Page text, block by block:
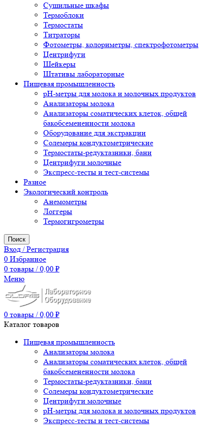
Сушильные шкафы
Термоблоки
Термостаты
Титраторы
Фотометры, колориметры, спектрофотометры
Центрифуги
Шейкеры
Штативы лабораторные
Пищевая промышленность
pH-метры для молока и молочных продуктов
Анализаторы молока
Анализаторы соматических клеток, общей
бакобсемененности молока
Оборудование для экстракции
Солемеры кондуктометрические
Термостаты-редуктазники, бани
Центрифуги молочные
Экспресс-тесты и тест-системы
Разное
Экологический контроль
Анемометры
Логгеры
Термогигрометры
Поиск
Вход / Регистрация
0 Избранное
0 товары / 0,00 ₽
Меню
0 товары / 0,00 ₽
Каталог товаров
Пищевая промышленность
Анализаторы молока
Анализаторы соматических клеток, общей
бакобсемененности молока
Термостаты-редуктазники, бани
Солемеры кондуктометрические
Центрифуги молочные
pH-метры для молока и молочных продуктов
Экспресс-тесты и тест-системы